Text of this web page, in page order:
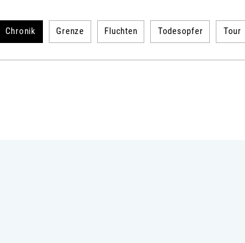
Chronik Grenze Fluchten Todesopfer Tour